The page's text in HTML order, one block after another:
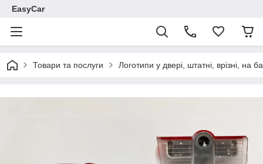
EasyCar
Товари та послуги Логотипи у двері, штатні, врізні, на